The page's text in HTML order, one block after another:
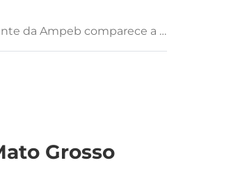
comparece a reunião da Conamp em Mato Grosso
Grosso